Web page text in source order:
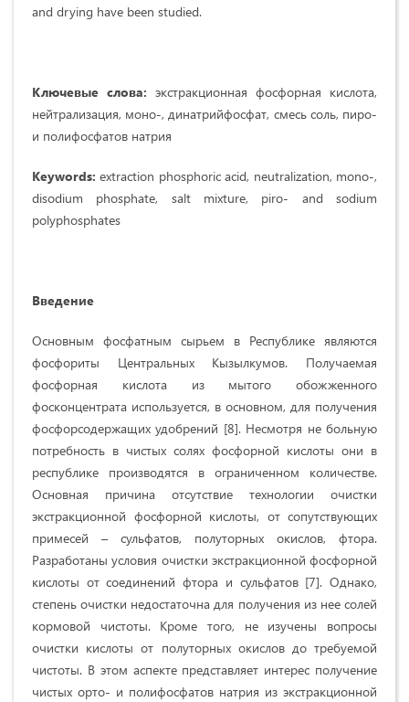
and drying have been studied.
Ключевые слова: экстракционная фосфорная кислота,
нейтрализация, моно-, динатрийфосфат, смесь соль, пиро-
и полифосфатов натрия
Keywords:extraction phosphoric acid, neutralization, mono-,
disodium phosphate, salt mixture, piro- and sodium
polyphosphates
Введение
Основным фосфатным сырьем в Республике являются
фосфориты Центральных Кызылкумов. Получаемая
фосфорная кислота из мытого обожженного
фосконцентрата используется, в основном, для получения
фосфорсодержащих удобрений [8]. Несмотря не больную
потребность в чистых солях фосфорной кислоты они в
республике производятся в ограниченном количестве.
Основная причина отсутствие технологии очистки
экстракционной фосфорной кислоты, от сопутствующих
примесей – сульфатов, полуторных окислов, фтора.
Разработаны условия очистки экстракционной фосфорной
кислоты от соединений фтора и сульфатов [7]. Однако,
степень очистки недостаточна для получения из нее солей
кормовой чистоты. Кроме того, не изучены вопросы
очистки кислоты от полуторных окислов до требуемой
чистоты. В этом аспекте представляет интерес получение
чистых орто- и полифосфатов натрия из экстракционной